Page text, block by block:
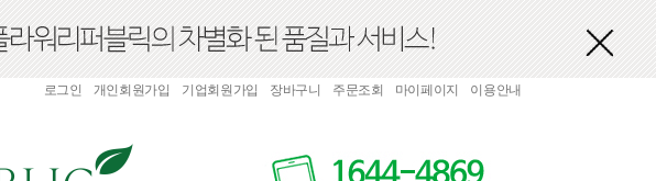
로그인 개인회원가입 기업회원가입 장바구니 주문조회 마이페이지 이용안내